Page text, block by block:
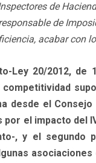
de
de
acabar con
Ley 20/2012,
desde el
el impacto del
, y el segundo